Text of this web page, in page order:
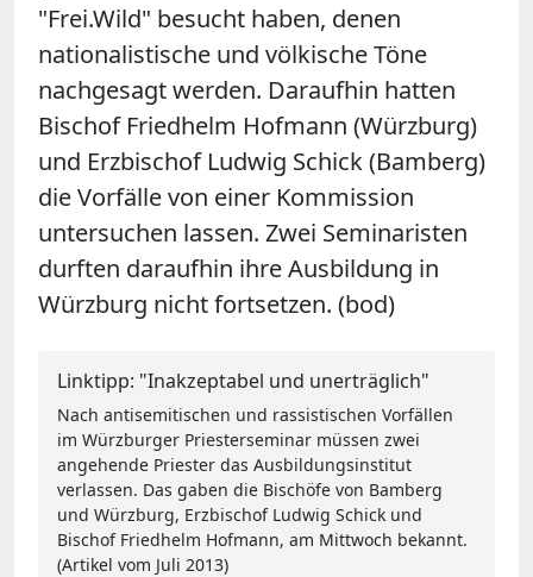
"Frei.Wild" besucht haben, denen
nationalistische und völkische Töne
nachgesagt werden. Daraufhin hatten
Bischof Friedhelm Hofmann (Würzburg)
und Erzbischof Ludwig Schick (Bamberg)
die Vorfälle von einer Kommission
untersuchen lassen. Zwei Seminaristen
durften daraufhin ihre Ausbildung in
Würzburg nicht fortsetzen. (bod)
Linktipp: "Inakzeptabel und unerträglich"
Nach antisemitischen und rassistischen Vorfällen
im Würzburger Priesterseminar müssen zwei
angehende Priester das Ausbildungsinstitut
verlassen. Das gaben die Bischöfe von Bamberg
und Würzburg, Erzbischof Ludwig Schick und
Bischof Friedhelm Hofmann, am Mittwoch bekannt.
(Artikel vom Juli 2013)